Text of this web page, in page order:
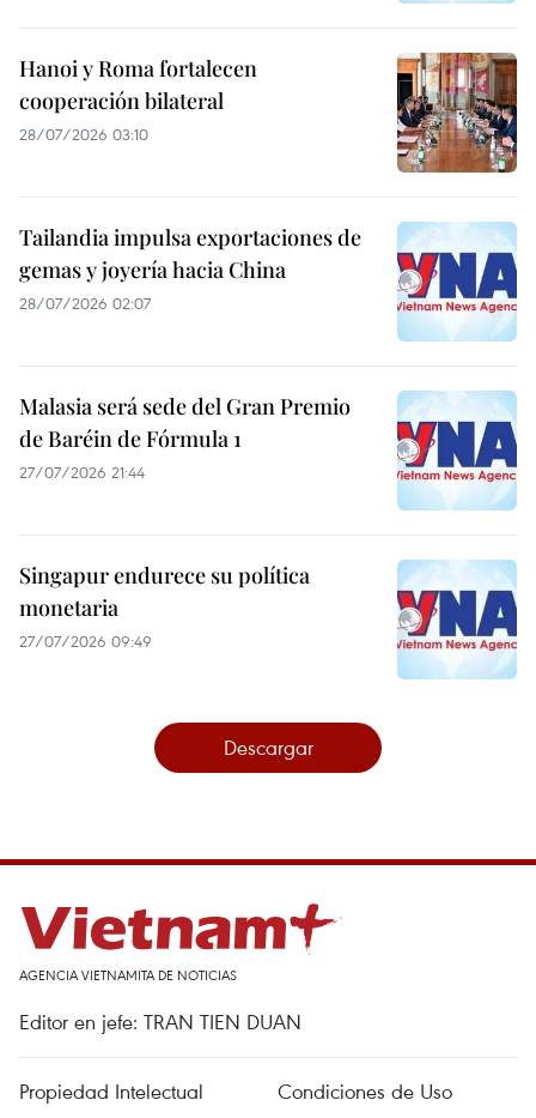
Hanoi y Roma fortalecen
cooperación bilateral
28/07/2026 03:10
Tailandia impulsa exportaciones de
gemas y joyería hacia China
28/07/2026 02:07
Malasia será sede del Gran Premio
de Baréin de Fórmula 1
27/07/2026 21:44
Singapur endurece su política
monetaria
27/07/2026 09:49
Descargar
AGENCIA VIETNAMITA DE NOTICIAS
Editor en jefe: TRAN TIEN DUAN
Propiedad Intelectual Condiciones de Uso